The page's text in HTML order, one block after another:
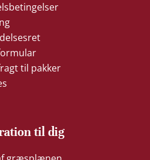
til pakker
til dig